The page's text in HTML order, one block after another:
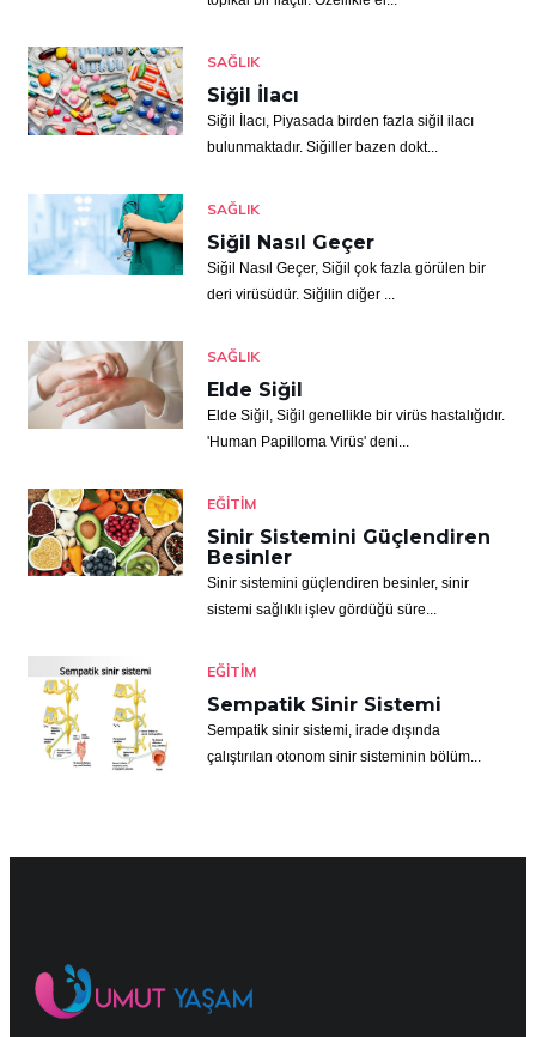
SAĞLIK
Siğil İlacı
Siğil İlacı, Piyasada birden fazla siğil ilacı
bulunmaktadır. Siğiller bazen dokt...
SAĞLIK
Siğil Nasıl Geçer
Siğil Nasıl Geçer, Siğil çok fazla görülen bir
deri virüsüdür. Siğilin diğer ...
SAĞLIK
Elde Siğil
Elde Siğil, Siğil genellikle bir virüs hastalığıdır.
'Human Papilloma Virüs' deni...
EĞITIM
Sinir Sistemini Güçlendiren
Besinler
Sinir sistemini güçlendiren besinler, sinir
sistemi sağlıklı işlev gördüğü süre...
EĞITIM
Sempatik Sinir Sistemi
Sempatik sinir sistemi, irade dışında
çalıştırılan otonom sinir sisteminin bölüm...